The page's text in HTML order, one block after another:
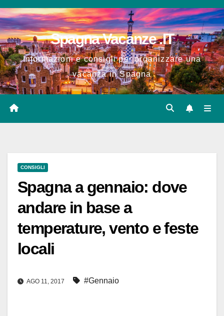
Salta
al
contenuto
Spagna Vacanze .IT
Informazioni e consigli per organizzare una
vacanza in Spagna
CONSIGLI
Spagna a gennaio: dove
andare in base a
temperature, vento e feste
locali
AGO 11, 2017 #Gennaio